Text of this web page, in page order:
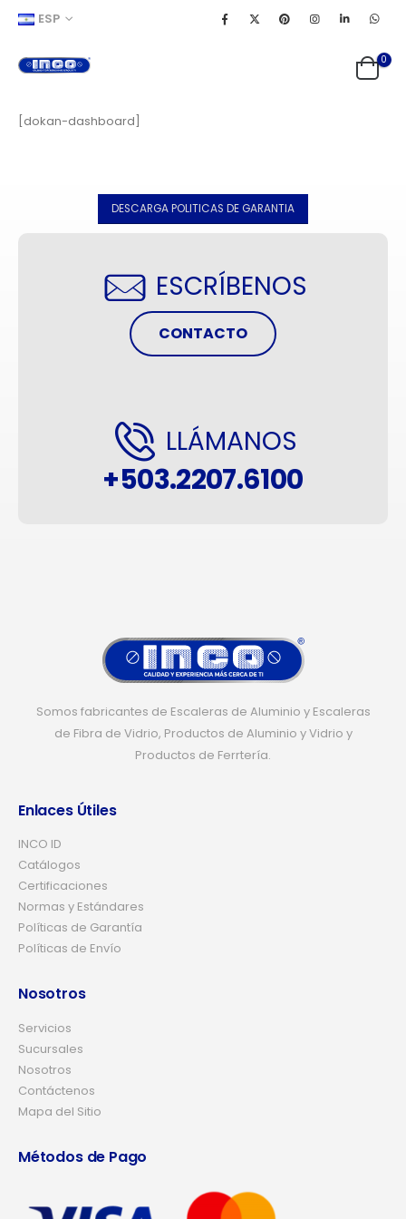
ESP
0
[dokan-dashboard]
DESCARGA POLITICAS DE GARANTIA
ESCRÍBENOS
CONTACTO
LLÁMANOS
+503.2207.6100
Somos fabricantes de Escaleras de Aluminio y Escaleras
de Fibra de Vidrio, Productos de Aluminio y Vidrio y
Productos de Ferrtería.
Enlaces Útiles
INCO ID
Catálogos
Certificaciones
Normas y Estándares
Políticas de Garantía
Políticas de Envío
Nosotros
Servicios
Sucursales
Nosotros
Contáctenos
Mapa del Sitio
Métodos de Pago